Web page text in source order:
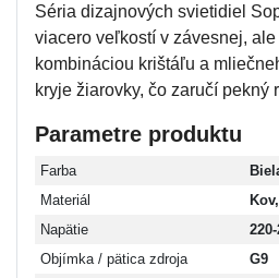
Séria dizajnových svietidiel
viacero veľkostí v závesnej,
kombináciou krištáľu a
kryje žiarovky, čo zaručí pekný
Parametre produktu
Farba
Materiál
Napätie
Objímka / pätica zdroja
G9